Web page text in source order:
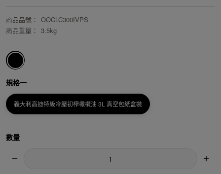
商品品號 ：
OOCLC300IVPS
商品重量 ： 3.5kg
規格一
義大利高迪特級冷壓初榨橄欖油 3L 真空包紙盒裝
數量